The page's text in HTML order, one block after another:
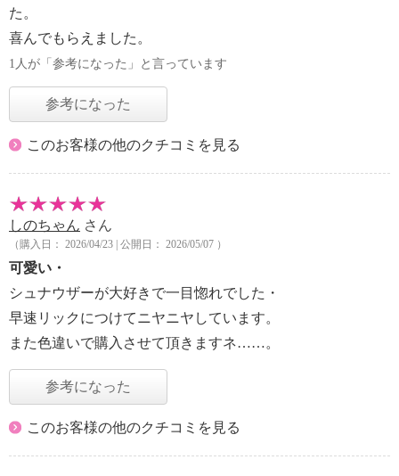
た。
喜んでもらえました。
1人が「参考になった」と言っています
参考になった
このお客様の他のクチコミを見る
しのちゃん さん
（購入日： 2026/04/23 | 公開日： 2026/05/07 ）
可愛い・
シュナウザーが大好きで一目惚れでした・
早速リックにつけてニヤニヤしています。
また色違いで購入させて頂きますネ……。
参考になった
このお客様の他のクチコミを見る